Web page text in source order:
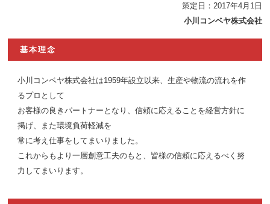
策定日：2017年4月1日
小川コンベヤ株式会社
基本理念
小川コンベヤ株式会社は1959年設立以来、生産や物流の流れを作
るプロとして
お客様の良きパートナーとなり、信頼に応えることを経営方針に
掲げ、また環境負荷軽減を
常に考え仕事をしてまいりました。
これからもより一層創意工夫のもと、皆様の信頼に応えるべく努
力してまいります。